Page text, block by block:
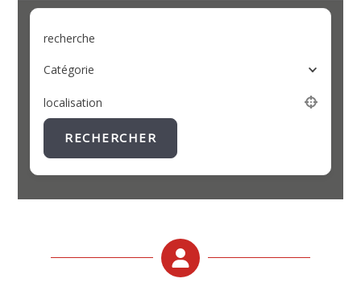
recherche
Catégorie
localisation
RECHERCHER